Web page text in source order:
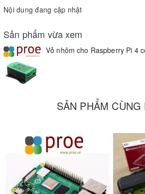
Nội dung đang cập nhật
Sản phẩm vừa xem
Vỏ nhôm cho Raspberry Pi 4
SẢN PHẨM CÙNG